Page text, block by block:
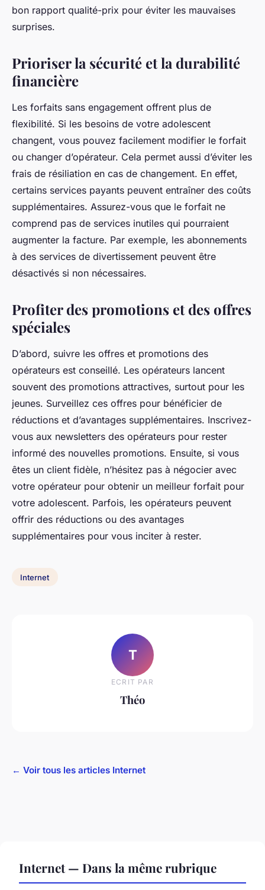
bon rapport qualité-prix pour éviter les mauvaises
surprises.
Prioriser la sécurité et la durabilité
financière
Les forfaits sans engagement offrent plus de
flexibilité. Si les besoins de votre adolescent
changent, vous pouvez facilement modifier le forfait
ou changer d’opérateur. Cela permet aussi d’éviter les
frais de résiliation en cas de changement. En effet,
certains services payants peuvent entraîner des coûts
supplémentaires. Assurez-vous que le forfait ne
comprend pas de services inutiles qui pourraient
augmenter la facture. Par exemple, les abonnements
à des services de divertissement peuvent être
désactivés si non nécessaires.
Profiter des promotions et des offres
spéciales
D’abord, suivre les offres et promotions des
opérateurs est conseillé. Les opérateurs lancent
souvent des promotions attractives, surtout pour les
jeunes. Surveillez ces offres pour bénéficier de
réductions et d’avantages supplémentaires. Inscrivez-
vous aux newsletters des opérateurs pour rester
informé des nouvelles promotions. Ensuite, si vous
êtes un client fidèle, n’hésitez pas à négocier avec
votre opérateur pour obtenir un meilleur forfait pour
votre adolescent. Parfois, les opérateurs peuvent
offrir des réductions ou des avantages
supplémentaires pour vous inciter à rester.
Internet
T
ECRIT PAR
Théo
← Voir tous les articles Internet
Internet — Dans la même rubrique